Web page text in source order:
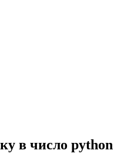
в число python